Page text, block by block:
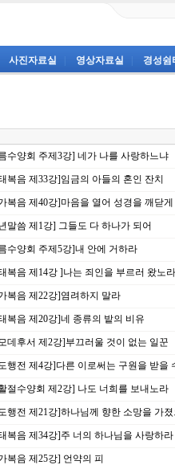
사진자료실 영상자료실 경성쉼
수양회 주제3강] 네가 나를 사랑하느냐
복음 제33강]임금의 아들의 혼인 잔치
복음 제40강]마음을 열어 성경을 깨닫
말씀 제1강] 그들도 다 하나가 되어
수양회 주제5강]내 안에 거하라
복음 제14강 ]나는 죄인을 부르러 왔노라
복음 제22강]염려하지 말라
복음 제20강]네 종류의 밭의 비유
데후서 제2강]부끄러울 것이 없는 일꾼
행전 제4강]다른 이로써는 구원을 받을
절수양회 제2강] 나도 너희를 보내노라
행전 제21강]하나님께 향한 소망을 가졌
복음 제34강]주 너의 하나님을 사랑하라
복음 제25강] 언약의 피